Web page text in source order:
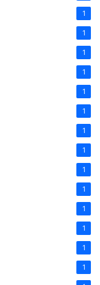
1
1
1
1
1
1
1
1
1
1
1
1
1
1